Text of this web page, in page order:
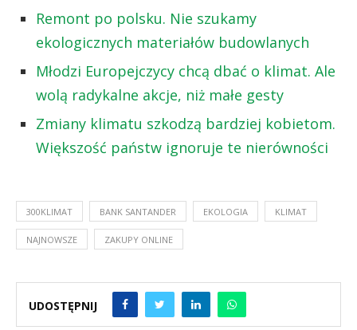
Remont po polsku. Nie szukamy
ekologicznych materiałów budowlanych
Młodzi Europejczycy chcą dbać o klimat. Ale
wolą radykalne akcje, niż małe gesty
Zmiany klimatu szkodzą bardziej kobietom.
Większość państw ignoruje te nierówności
300KLIMAT BANK SANTANDER EKOLOGIA KLIMAT
NAJNOWSZE ZAKUPY ONLINE
UDOSTĘPNIJ